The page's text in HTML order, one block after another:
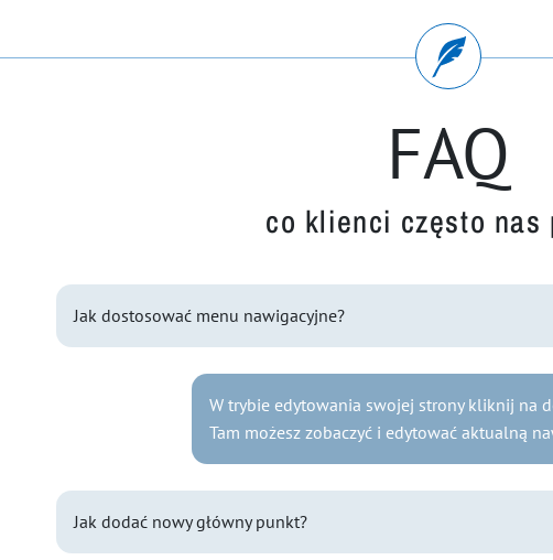
FAQ
co klienci często nas
Jak dostosować menu nawigacyjne?
W trybie edytowania swojej strony kliknij na
Tam możesz zobaczyć i edytować aktualną
Jak dodać nowy główny punkt?